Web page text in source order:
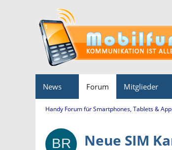
News Forum Mitglieder
Handy Forum für Smartphones, Tablets &
Neue SIM